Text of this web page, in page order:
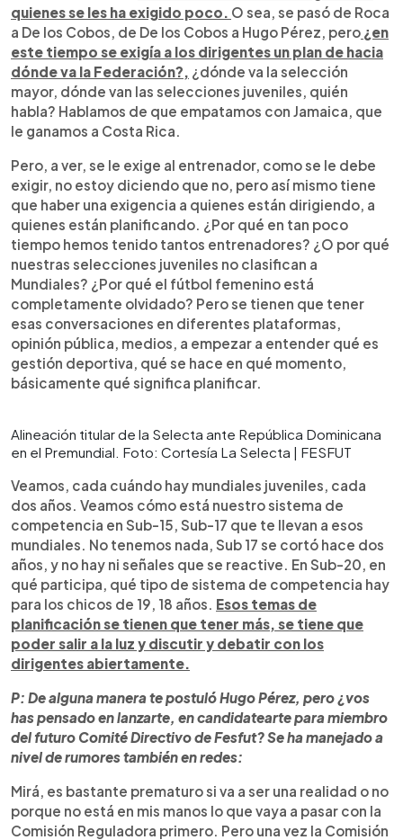
quienes se les ha exigido poco. O sea, se pasó de Roca
a De los Cobos, de De los Cobos a Hugo Pérez, pero ¿en
este tiempo se exigía a los dirigentes un plan de hacia
dónde va la Federación?, ¿dónde va la selección
mayor, dónde van las selecciones juveniles, quién
habla? Hablamos de que empatamos con Jamaica, que
le ganamos a Costa Rica.
Pero, a ver, se le exige al entrenador, como se le debe
exigir, no estoy diciendo que no, pero así mismo tiene
que haber una exigencia a quienes están dirigiendo, a
quienes están planificando. ¿Por qué en tan poco
tiempo hemos tenido tantos entrenadores? ¿O por qué
nuestras selecciones juveniles no clasifican a
Mundiales? ¿Por qué el fútbol femenino está
completamente olvidado? Pero se tienen que tener
esas conversaciones en diferentes plataformas,
opinión pública, medios, a empezar a entender qué es
gestión deportiva, qué se hace en qué momento,
básicamente qué significa planificar.
Alineación titular de la Selecta ante República Dominicana
en el Premundial. Foto: Cortesía La Selecta | FESFUT
Veamos, cada cuándo hay mundiales juveniles, cada
dos años. Veamos cómo está nuestro sistema de
competencia en Sub-15, Sub-17 que te llevan a esos
mundiales. No tenemos nada, Sub 17 se cortó hace dos
años, y no hay ni señales que se reactive. En Sub-20, en
qué participa, qué tipo de sistema de competencia hay
para los chicos de 19, 18 años. Esos temas de
planificación se tienen que tener más, se tiene que
poder salir a la luz y discutir y debatir con los
dirigentes abiertamente.
P: De alguna manera te postuló Hugo Pérez, pero ¿vos
has pensado en lanzarte, en candidatearte para miembro
del futuro Comité Directivo de Fesfut? Se ha manejado a
nivel de rumores también en redes:
Mirá, es bastante prematuro si va a ser una realidad o no
porque no está en mis manos lo que vaya a pasar con la
Comisión Reguladora primero. Pero una vez la Comisión